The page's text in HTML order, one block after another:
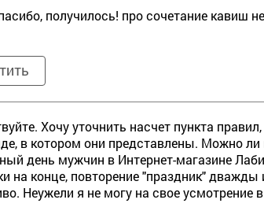
получилось! про сочетание кавиш
Хочу уточнить насчет пункта
в котором они представлены. Можно
день мужчин в Интернет-магазине
на конце, повторение "праздник"
Неужели я не могу на свое усмотрение